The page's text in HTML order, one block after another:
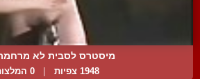
מיסטרס לסבית לא
1948 צפיות 0 המלצות